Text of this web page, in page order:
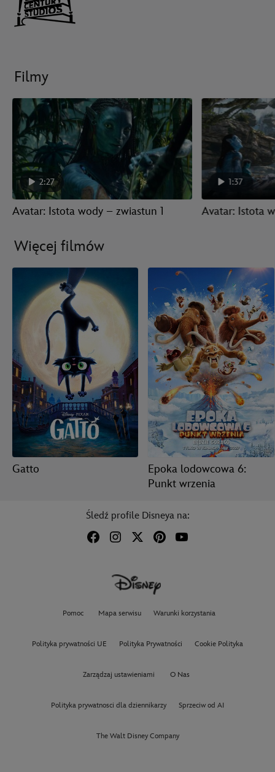
Filmy
2:27
Avatar: Istota wody – zwiastun 1
1:37
Avatar: Istota
Więcej filmów
Gatto
Epoka lodowcowa 6:
Punkt wrzenia
Śledź profile Disneya na:
Pomoc Mapa serwisu Warunki korzystania
Polityka prywatności UE Polityka Prywatności Cookie Polityka
Zarządzaj ustawieniami O Nas
Polityka prywatnosci dla dziennikarzy Sprzeciw od AI
The Walt Disney Company